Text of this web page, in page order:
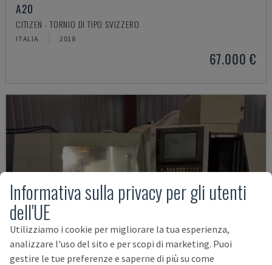
A20
CITIZEN - TORNIO DI TIPO SVIZZERO
ITALIA 2018
67.000 €
Informativa sulla privacy per gli utenti
dell'UE
Utilizziamo i cookie per migliorare la tua esperienza,
analizzare l'uso del sito e per scopi di marketing. Puoi
gestire le tue preferenze e saperne di più su come